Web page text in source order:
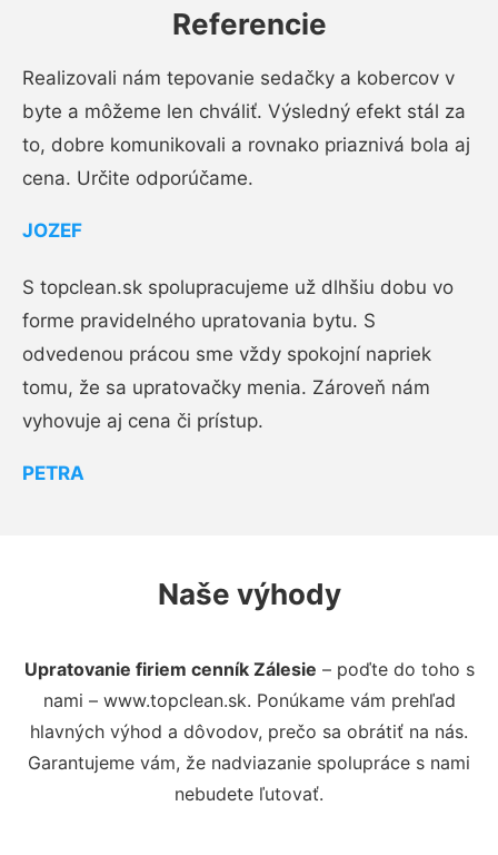
Referencie
Realizovali nám tepovanie sedačky a kobercov v
byte a môžeme len chváliť. Výsledný efekt stál za
to, dobre komunikovali a rovnako priaznivá bola aj
cena. Určite odporúčame.
JOZEF
S topclean.sk spolupracujeme už dlhšiu dobu vo
forme pravidelného upratovania bytu. S
odvedenou prácou sme vždy spokojní napriek
tomu, že sa upratovačky menia. Zároveň nám
vyhovuje aj cena či prístup.
PETRA
Naše výhody
Upratovanie firiem cenník Zálesie – poďte do toho s
nami – www.topclean.sk. Ponúkame vám prehľad
hlavných výhod a dôvodov, prečo sa obrátiť na nás.
Garantujeme vám, že nadviazanie spolupráce s nami
nebudete ľutovať.